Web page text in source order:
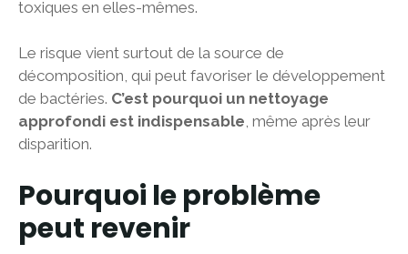
toxiques en elles-mêmes.
Le risque vient surtout de la source de
décomposition, qui peut favoriser le développement
de bactéries. C’est pourquoi un nettoyage
approfondi est indispensable, même après leur
disparition.
Pourquoi le problème
peut revenir